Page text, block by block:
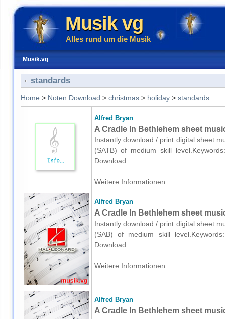
Musik vg
Alles rund um die Musik
Musik.vg
standards
Home > Noten Download > christmas> holiday> standards
Alfred Bryan
A Cradle In Bethlehem sheet
Instantly download / print digital sheet
(SATB) of medium skill
Download:
Weitere Informationen...
Alfred Bryan
A Cradle In Bethlehem sheet
Instantly download / print digital sheet
(SAB) of medium skill level.Keywords:
Download:
Weitere Informationen...
Alfred Bryan
A Cradle In Bethlehem sheet